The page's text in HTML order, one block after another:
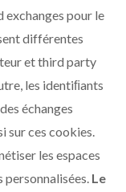
exchanges pour le
différentes
et third party
les identiﬁants
échanges
sur ces cookies.
les espaces
personnalisées. Le